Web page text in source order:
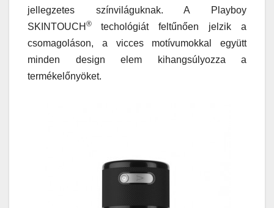
jellegzetes színviláguknak. A Playboy
SKINTOUCH ® techológiát feltűnően jelzik a
csomagoláson, a vicces motívumokkal együtt
minden design elem kihangsúlyozza a
termékelőnyöket.